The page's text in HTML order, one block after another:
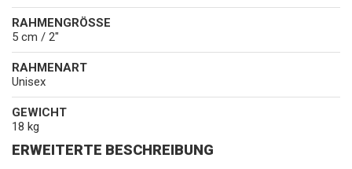
RAHMENGRÖSSE
5 cm / 2"
RAHMENART
Unisex
GEWICHT
18 kg
ERWEITERTE BESCHREIBUNG